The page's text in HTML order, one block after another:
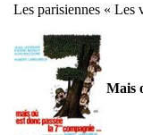
Les parisiennes « Les
Mais